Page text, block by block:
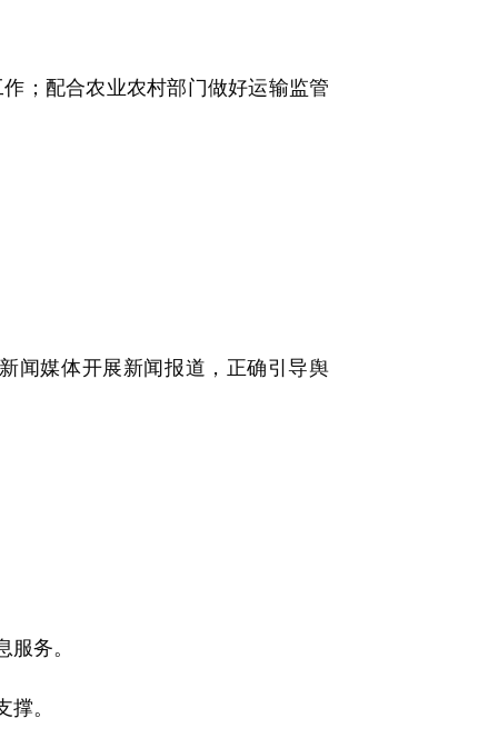
；配合农业农村部门做好运输监管
媒体开展新闻报道，正确引导舆
务。
。